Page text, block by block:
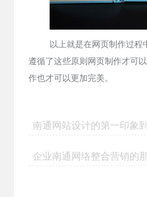
以上就是在网页制作过
遵循了这些原则网页制作才可
作也才可以更加完美。
南通网站设计的第一印象
企业南通网络整合营销的